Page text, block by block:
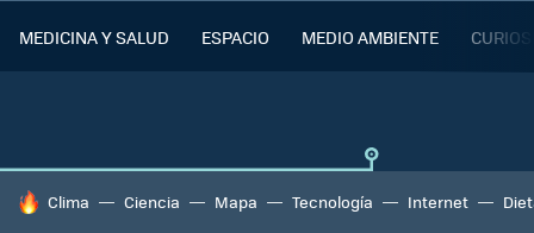
MEDICINA Y SALUD ESPACIO MEDIO AMBIENTE
HOY SE HABLA DE
Clima Ciencia Mapa Tecnología Internet